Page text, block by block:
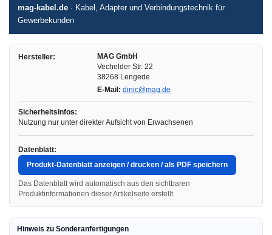
mag-kabel.de · Kabel, Adapter und Verbindungstechnik für
Gewerbekunden
Hersteller:
MAG GmbH
Vechelder Str. 22
38268 Lengede
E-Mail: dinic@mag.de
Sicherheitsinfos:
Nutzung nur unter direkter Aufsicht von Erwachsenen
Datenblatt:
Produkt-Datenblatt anzeigen / drucken / als PDF speichern
Das Datenblatt wird automatisch aus den sichtbaren
Produktinformationen dieser Artikelseite erstellt.
Hinweis zu Sonderanfertigungen